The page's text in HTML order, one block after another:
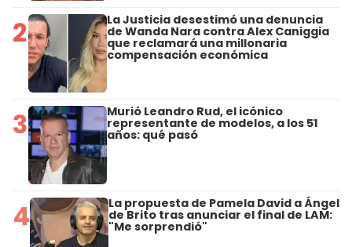
2 La Justicia desestimó una denuncia
de Wanda Nara contra Alex Caniggia
que reclamará una millonaria
compensación económica
3 Murió Leandro Rud, el icónico
representante de modelos, a los 51
años: qué pasó
4 La propuesta de Pamela David a Ángel
de Brito tras anunciar el final de LAM:
"Me sorprendió"